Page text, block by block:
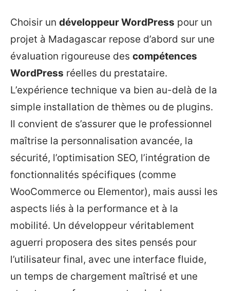
Choisir un développeur WordPress pour un
projet à Madagascar repose d’abord sur une
évaluation rigoureuse des compétences
WordPress réelles du prestataire.
L’expérience technique va bien au-delà de la
simple installation de thèmes ou de plugins.
Il convient de s’assurer que le professionnel
maîtrise la personnalisation avancée, la
sécurité, l’optimisation SEO, l’intégration de
fonctionnalités spécifiques (comme
WooCommerce ou Elementor), mais aussi les
aspects liés à la performance et à la
mobilité. Un développeur véritablement
aguerri proposera des sites pensés pour
l’utilisateur final, avec une interface fluide,
un temps de chargement maîtrisé et une